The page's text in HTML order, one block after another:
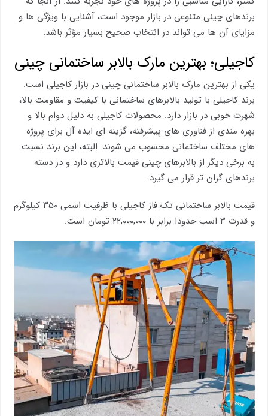
برندهای چینی متنوعی در بازار موجود است، آشنایی با ویژگی ها و
مزایای آن ها می تواند در انتخاب صحیح بسیار مؤثر باشد.
کاجیلی؛ بهترین مارک بالابر ساختمانی چینی
یکی از بهترین مارک بالابر ساختمانی چینی در بازار کاجیلی است.
برند کاجیلی با تولید بالابرهای ساختمانی با کیفیت و مقاومت بالا،
شهرت خوبی در بازار دارد. محصولات کاجیلی به دلیل دوام بالا و
بهره مندی از فناوری های پیشرفته، گزینه ای ایده آل برای پروژه
های مختلف ساختمانی محسوب می شوند. البته، این برند نسبت
به برخی دیگر از بالابرهای چینی قیمت بالاتری دارد و در دسته
برندهای گران تر قرار می گیرد.
قیمت بالابر ساختمانی تک فاز کاجیلی با ظرفیت اسمی ۳۵۰ کیلوگرم
و قدرت ۳ اسب حدودا برابر با ۲۲,۰۰۰,۰۰۰ تومان است.